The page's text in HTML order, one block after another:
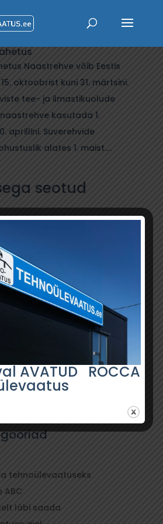
Naastrehve võib Eestis
oktoobrist kuni 31. märtsini.
tee- ja ilmastikuolude
kasutada 1.
aprillini. Suverehvide
alates 1. maist....
seotud
ülevaatust tehakse ja mida
ees on tehnoülevaatus.
tehnoülevaatuseks
ABC
läbi saada
AVATUD ROCCA